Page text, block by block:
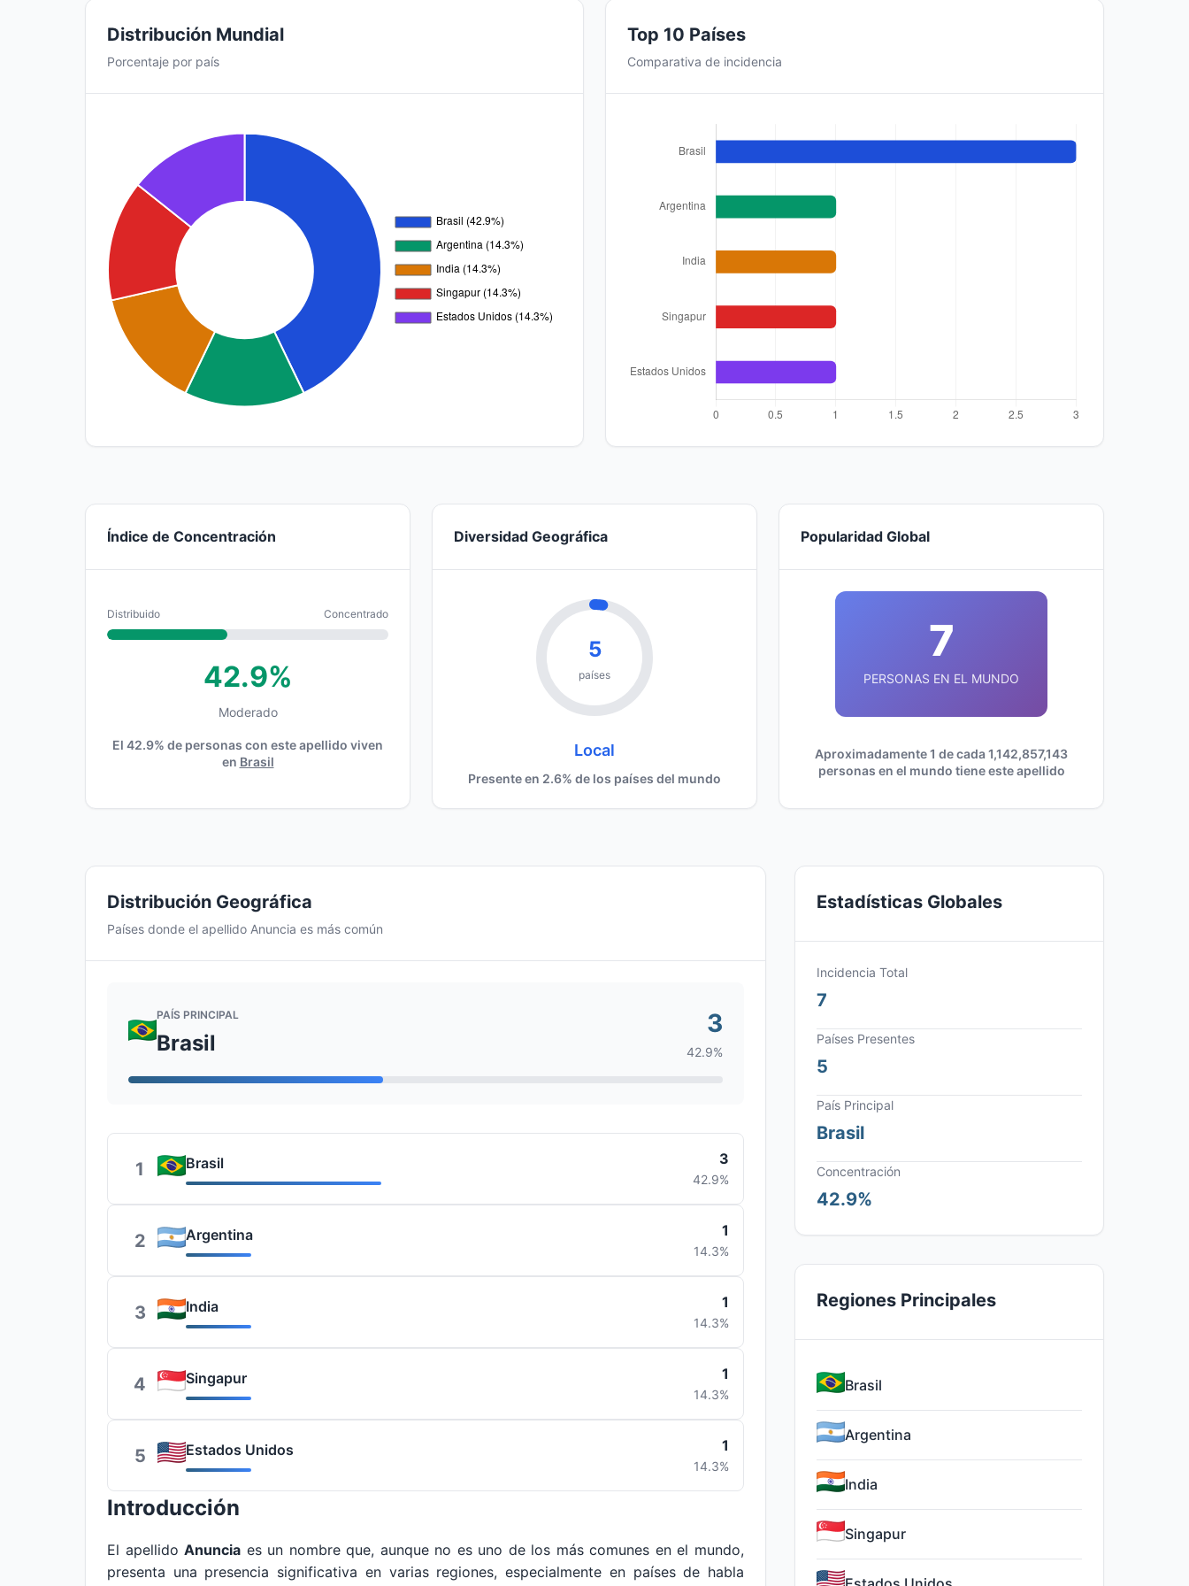
Distribución Mundial
Porcentaje por país
Top 10 Países
Comparativa de incidencia
Índice de Concentración
Distribuido Concentrado
42.9%
Moderado
El 42.9% de personas con este apellido viven
en Brasil
Diversidad Geográfica
5
países
Local
Presente en 2.6% de los países del mundo
Popularidad Global
7
PERSONAS EN EL MUNDO
Aproximadamente 1 de cada 1,142,857,143
personas en el mundo tiene este apellido
Distribución Geográfica
Países donde el apellido Anuncia es más común
PAÍS PRINCIPAL
Brasil
3
42.9%
1 Brasil 3
42.9%
2 Argentina 1
14.3%
3 India 1
14.3%
4 Singapur 1
14.3%
5 Estados Unidos 1
14.3%
Introducción
El apellidoAnuncia es un nombre que, aunque no es uno de los más comunes en el mundo,
presenta una presencia significativa en varias regiones, especialmente en países de habla
Estadísticas Globales
Incidencia Total
7
Países Presentes
5
País Principal
Brasil
Concentración
42.9%
Regiones Principales
Brasil
Argentina
India
Singapur